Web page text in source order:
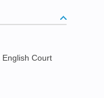
English Court